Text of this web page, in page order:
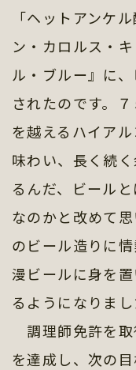
「ヘットアンケ
ン・カロルス・
ル・ブルー』に
されたのです。
を越えるハイア
味わい、長く続
るんだ、ビール
なのかと改めて
のビール造りに
漫ビールに身を
るようになりまし
調理師免許を取
を達成し、次の